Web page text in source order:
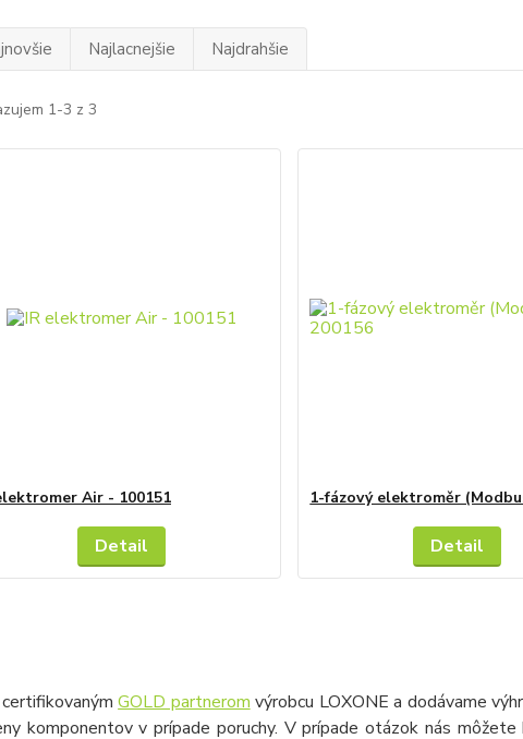
Najlacnejšie Najdrahšie
1-3 z 3
Air - 100151
Detail
1-fázový elektroměr
Detail
GOLD partnerom výrobcu LOXONE a dodávame
komponentov v prípade poruchy. V prípade otázok nás